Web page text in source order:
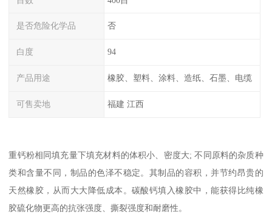
是否危险化学品 否
白度 94
产品用途 橡胶、塑料、涂料、造纸、石墨、电缆
可售卖地 福建 江西
重钙粉相同填充量下填充材料的体积小、密度大; 不同原料的杂质种
类和含量不同，制品的色泽不稳定。其制品的容积，并节约昂贵的
天然橡胶，从而大大降低成本。碳酸钙填入橡胶中，能获得比纯橡
胶硫化物更高的抗张强度、撕裂强度和耐磨性。